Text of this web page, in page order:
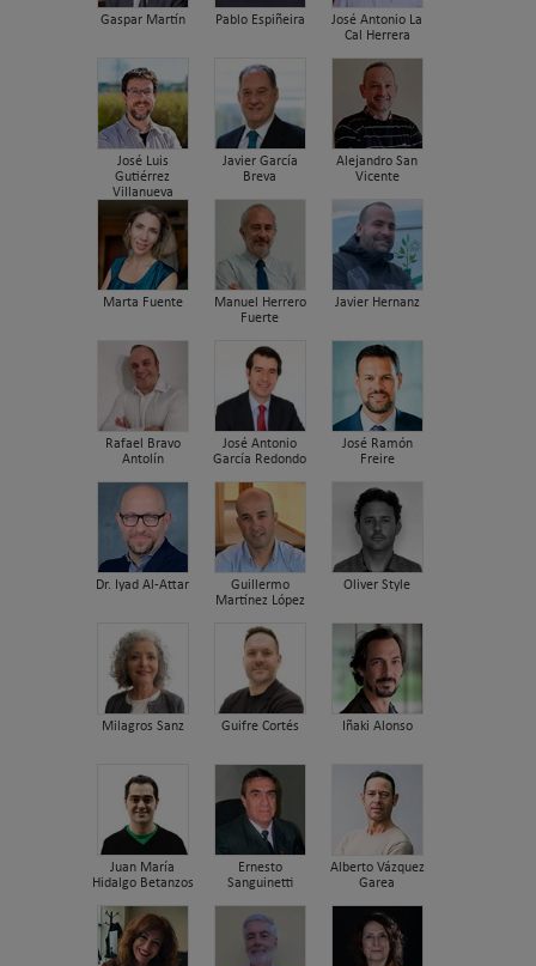
Gaspar Martín Pablo Espiñeira
José Antonio La
Cal Herrera
José Luis
Gutiérrez
Villanueva
Javier García
Breva
Alejandro San
Vicente
Marta Fuente
Manuel Herrero
Fuerte
Javier Hernanz
Rafael Bravo
Antolín
José Antonio
García Redondo
José Ramón
Freire
Dr. Iyad Al-Attar
Guillermo
Martínez López
Oliver Style
Milagros Sanz Guifre Cortés Iñaki Alonso
Juan María
Hidalgo Betanzos
Ernesto
Sanguinetti
Alberto Vázquez
Garea